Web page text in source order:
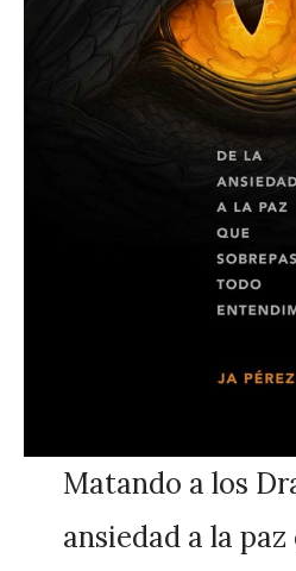
Matando a los
ansiedad a la paz